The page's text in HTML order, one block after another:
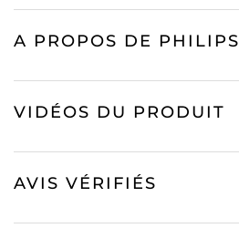
A PROPOS DE PHILIPS
VIDÉOS DU PRODUIT
AVIS VÉRIFIÉS